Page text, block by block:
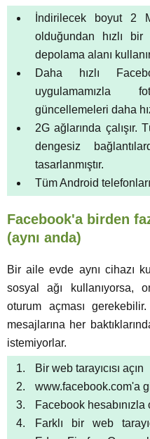
İndirilecek boyut 2
olduğundan hızlı
depolama alanı
Daha hızlı
uygulamamızla
güncellemeleri daha
2G ağlarında çalışır.
dengesiz
tasarlanmıştır.
Tüm Android
Facebook'a birden
(aynı anda)
Bir aile evde aynı cihazı
sosyal ağı kullanıyorsa,
oturum açması
mesajlarına her
istemiyorlar.
Bir web tarayıcısı açın
www.facebook.com'a
Facebook hesabınızla
Farklı bir web